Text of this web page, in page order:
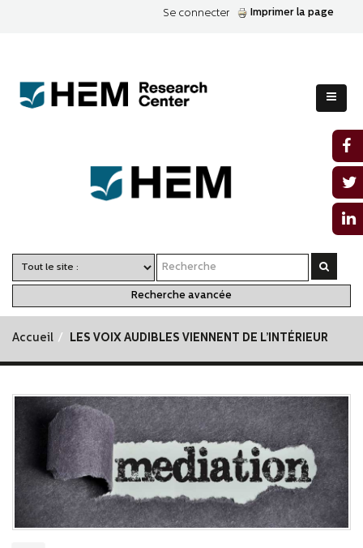
Se connecter Imprimer la page
Recherche avancée
Accueil LES VOIX AUDIBLES VIENNENT DE L’INTÉRIEUR